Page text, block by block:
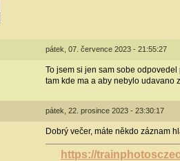
pátek, 07. července 2023 - 21:55:27
To jsem si jen sam sobe
tam kde ma a aby nebylo udavano
pátek, 22. prosince 2023 - 23:30:17
Dobrý večer, máte někdo záznam
https://